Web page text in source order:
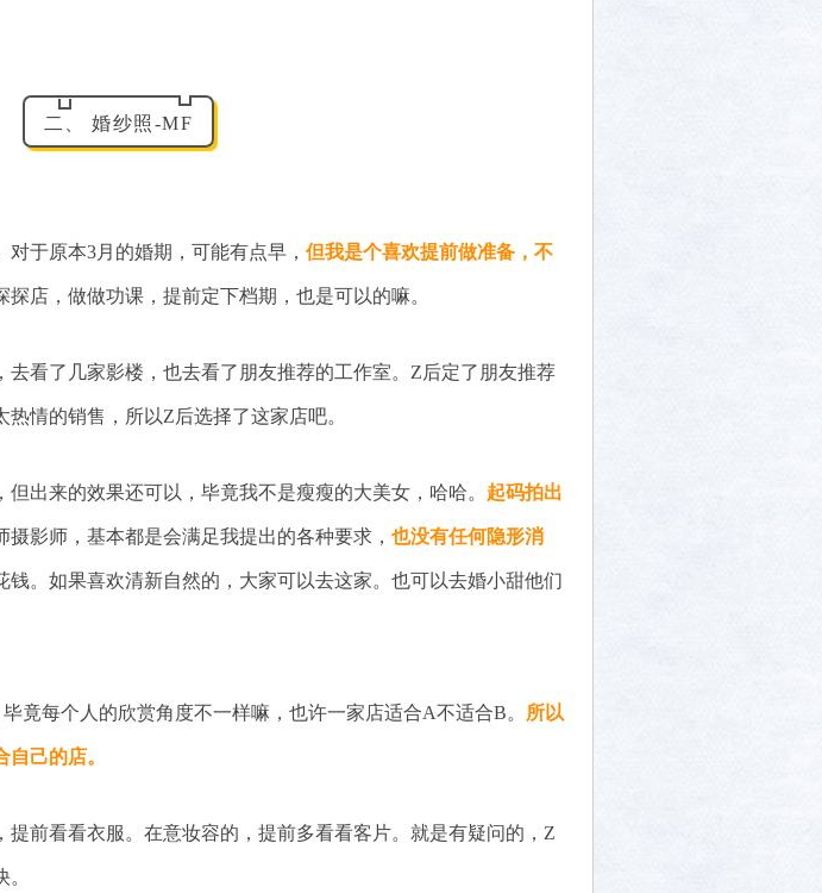
二、 婚纱照-MF
于原本3月的婚期，可能有点早， 但我是个喜欢提前做准备，不
探店，做做功课，提前定下档期，也是可以的嘛。
去看了几家影楼，也去看了朋友推荐的工作室。Z后定了朋友推荐
情的销售，所以Z后选择了这家店吧。
出来的效果还可以，毕竟我不是瘦瘦的大美女，哈哈。 起码拍出
摄影师，基本都是会满足我提出的各种要求， 也没有任何隐形消
钱。如果喜欢清新自然的，大家可以去这家。也可以去婚小甜他们
竟每个人的欣赏角度不一样嘛，也许一家店适合A不适合B。 所以
己的店。
前看看衣服。在意妆容的，提前多看看客片。就是有疑问的，Z